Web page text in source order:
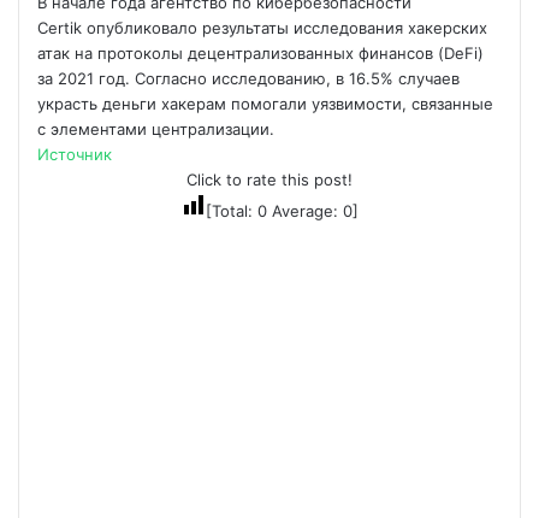
Certik опубликовало результаты исследования хакерских
атак на протоколы децентрализованных финансов (DeFi)
за 2021 год. Согласно исследованию, в 16.5% случаев
украсть деньги хакерам помогали уязвимости, связанные
с элементами централизации.
Источник
Click to rate this post!
[Total: 0Average: 0]